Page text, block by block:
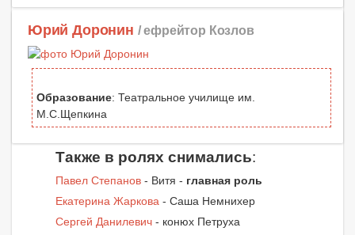
Юрий Доронин / ефрейтор Козлов
Образование: Театральное училище им.
М.С.Щепкина
Также в ролях снимались:
Павел Степанов - Витя - главная роль
Екатерина Жаркова - Саша Немнихер
Сергей Данилевич - конюх Петруха